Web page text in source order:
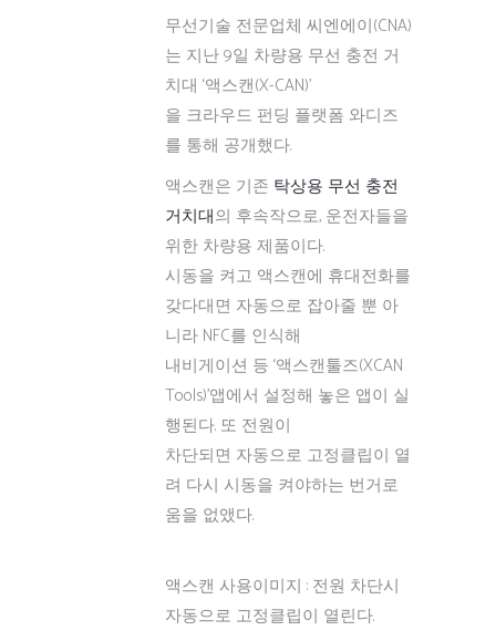
무선기술 전문업체 씨엔에이(CNA)
는 지난 9일 차량용 무선 충전 거
치대 ‘액스캔(X-CAN)’
을 크라우드 펀딩 플랫폼 와디즈
를 통해 공개했다.
액스캔은 기존 탁상용 무선 충전
거치대의 후속작으로, 운전자들을
위한 차량용 제품이다.
시동을 켜고 액스캔에 휴대전화를
갖다대면 자동으로 잡아줄 뿐 아
니라 NFC를 인식해
내비게이션 등 ‘액스캔툴즈(XCAN
Tools)’앱에서 설정해 놓은 앱이 실
행된다. 또 전원이
차단되면 자동으로 고정클립이 열
려 다시 시동을 켜야하는 번거로
움을 없앴다.
액스캔 사용이미지 : 전원 차단시
자동으로 고정클립이 열린다.